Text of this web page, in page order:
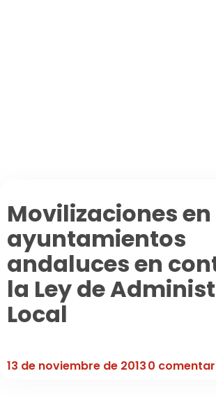
Movilizaciones
ayuntamientos
andaluces en
la Ley de
Local
13 de noviembre de 20130